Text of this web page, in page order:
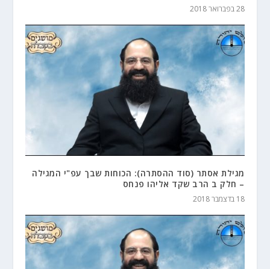
28 בפברואר 2018
מגילת אסתר (סוד ההסתרה): הכוחות שבך עפ"י המגילה
– חלק ב הרב שקד אליהו פנחס
18 בדצמבר 2018